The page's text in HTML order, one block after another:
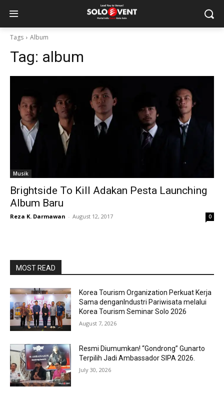
Tags Album
Tag: album
Musik
Brightside To Kill Adakan Pesta Launching
Album Baru
Reza K. Darmawan - August 12, 2017 0
MOST READ
Korea Tourism Organization Perkuat Kerja
Sama denganIndustri Pariwisata melalui
Korea Tourism Seminar Solo 2026
August 7, 2026
Resmi Diumumkan! “Gondrong” Gunarto
Terpilih Jadi Ambassador SIPA 2026.
July 30, 2026